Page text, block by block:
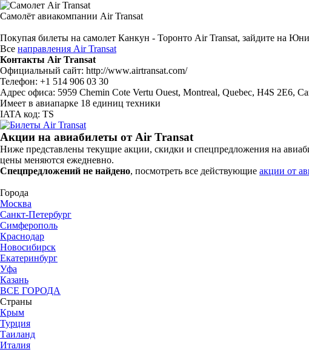
Самолёт авиакомпании Air Transat
Покупая билеты на самолет Канкун - Торонто Air Transat, зайдите на
Все направления Air Transat
Контакты Air Transat
Официальный сайт: http://www.airtransat.com/
Телефон: +1 514 906 03 30
Адрес офиса: 5959 Chemin Cote Vertu Ouest, Montreal, Quebec, H4S 2E6,
Имеет в авиапарке 18 единиц техники
IATA код: TS
Акции на авиабилеты от Air Transat
Ниже представлены текущие акции, скидки и спецпредложения на
цены меняются ежедневно.
Спецпредложений не найдено, посмотреть все действующие акции от
Города
Москва
Санкт-Петербург
Симферополь
Краснодар
Новосибирск
Екатеринбург
Уфа
Казань
ВСЕ ГОРОДА
Страны
Крым
Турция
Таиланд
Италия